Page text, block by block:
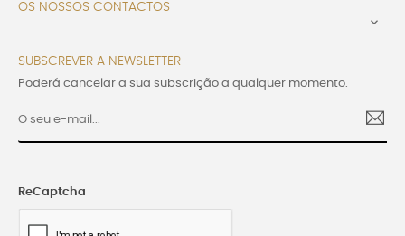
OS NOSSOS CONTACTOS

SUBSCREVER A NEWSLETTER
Poderá cancelar a sua subscrição a qualquer momento.
ReCaptcha